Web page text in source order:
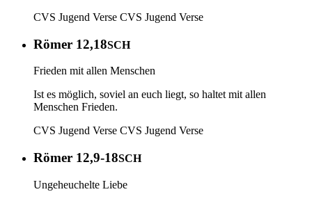
CVS Jugend Verse CVS Jugend Verse
Römer 12,18SCH
Frieden mit allen Menschen
Ist es möglich, soviel an euch liegt, so haltet mit allen
Menschen Frieden.
CVS Jugend Verse CVS Jugend Verse
Römer 12,9-18SCH
Ungeheuchelte Liebe